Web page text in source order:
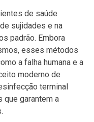
de saúde
sujidades e na
padrão. Embora
esses métodos
a falha humana e a
moderno de
terminal
garantem a